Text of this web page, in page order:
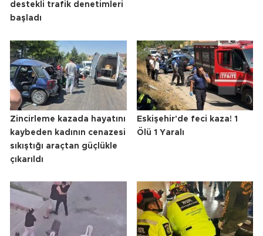
destekli trafik denetimleri
başladı
Zincirleme kazada hayatını
kaybeden kadının cenazesi
sıkıştığı araçtan güçlükle
çıkarıldı
Eskişehir'de feci kaza! 1
Ölü 1 Yaralı